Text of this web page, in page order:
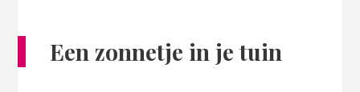
Een zonnetje in je tuin